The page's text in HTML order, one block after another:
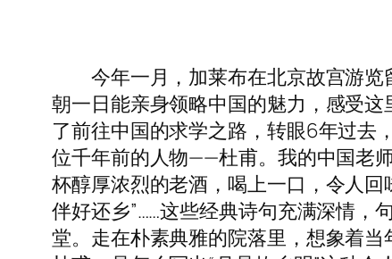
今年一月，加莱布在北京故宫游览
朝一日能亲身领略中国的魅力，感受
了前往中国的求学之路，转眼6年过去
位千年前的人物——杜甫。我的中国老
杯醇厚浓烈的老酒，喝上一口，令人回
伴好还乡”……这些经典诗句充满深情，
堂。走在朴素典雅的院落里，想象着